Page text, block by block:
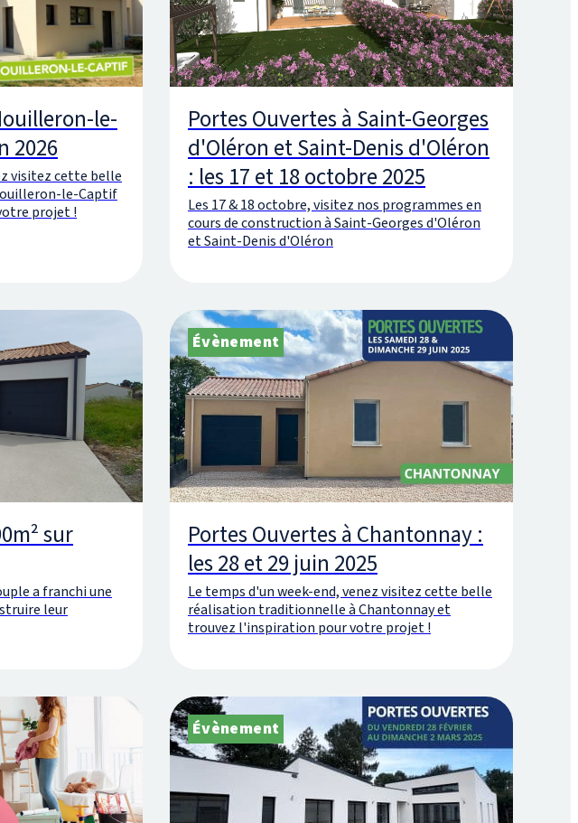
le-
2026
visitez cette belle
le-Captif
projet !
Portes Ouvertes à Saint-Georges
d'Oléron et Saint-Denis d'Oléron
: les 17 et 18 octobre 2025
Les 17 & 18 octobre, visitez nos programmes en
cours de construction à Saint-Georges d'Oléron
et Saint-Denis d'Oléron
sur
a franchi une
leur
Évènement
Portes Ouvertes à Chantonnay :
les 28 et 29 juin 2025
Le temps d'un week-end, venez visitez cette belle
réalisation traditionnelle à Chantonnay et
trouvez l'inspiration pour votre projet !
Évènement